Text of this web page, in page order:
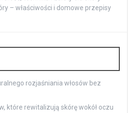
– właściwości i domowe przepisy
rozjaśniania włosów bez
które rewitalizują skórę wokół oczu